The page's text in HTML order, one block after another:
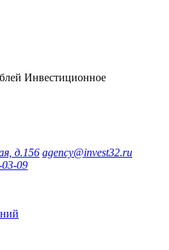
Инвестиционное
д.156 agency@invest32.ru
09